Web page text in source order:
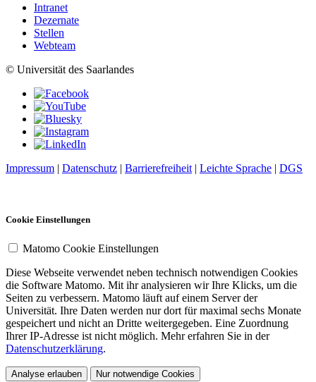
Intranet
Dezernate
Stellen
Webteam
© Universität des Saarlandes
Impressum | Datenschutz | Barrierefreiheit | Leichte Sprache | DGS
Cookie Einstellungen
Matomo Cookie Einstellungen
Diese Webseite verwendet neben technisch notwendigen Cookies
die Software Matomo. Mit ihr analysieren wir Ihre Klicks, um die
Seiten zu verbessern. Matomo läuft auf einem Server der
Universität. Ihre Daten werden nur dort für maximal sechs Monate
gespeichert und nicht an Dritte weitergegeben. Eine Zuordnung
Ihrer IP-Adresse ist nicht möglich. Mehr erfahren Sie in der
Datenschutzerklärung.
Analyse erlauben Nur notwendige Cookies